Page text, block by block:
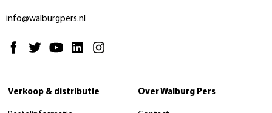
info@walburgpers.nl
Verkoop & distributie Over Walburg Pers